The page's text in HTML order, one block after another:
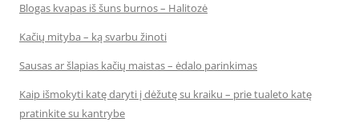
Blogas kvapas iš šuns burnos – Halitozė
Kačių mityba – ką svarbu žinoti
Sausas ar šlapias kačių maistas – ėdalo parinkimas
Kaip išmokyti katę daryti į dėžutę su kraiku – prie tualeto katę
pratinkite su kantrybe